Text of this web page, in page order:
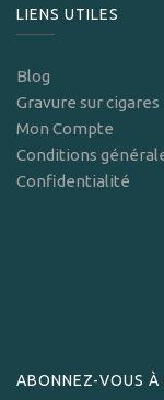
LIENS UTILES
Blog
Gravure sur cigares
Mon Compte
Conditions
Confidentialité
ABONNEZ-VOUS À